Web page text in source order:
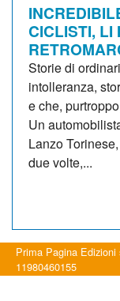
CICLISTI, LI
Storie di
intolleranza,
e che,
Un
Lanzo
due volte,...
Prima Pagina
11980460155